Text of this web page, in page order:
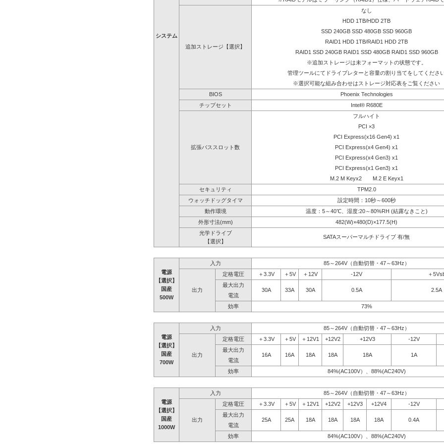
システム
追加ストレージ【選択】
なし
HDD 1TB/HDD 2TB
SSD 240GB SSD 480GB SSD 960GB
RAID1 HDD 1TB/RAID1 HDD 2TB
RAID1 SSD 240GB RAID1 SSD 480GB RAID1 SSD 960GB
※追加ストレージは未フォーマットの状態です。
管理ツールにてドライブレターと容量の割り当てをしてくださ
※選択可能な組み合わせはストレージ対応表をご覧ください
BIOS
Phoenix Technologies
チップセット
Intel® R680E
拡張バススロット数
フルハイト
PCI ×3
PCI Express(x16 Gen4) x1
PCI Express(x4 Gen4) x1
PCI Express(x4 Gen3) x1
PCI Express(x1 Gen3) x1
M.2 M Keyx2 M.2 E Keyx1
セキュリティ
TPM2.0
ウォッチドッグタイマ
設定時間：10秒～600秒
動作環境
温度：5～40℃、湿度:20～80%RH (結露なきこと)
外形寸法(mm)
482(W)×480(D)×177.5(H)
光学ドライブ
【選択】
SATAスーパーマルチドライブ 有/無
電源
【選択】
国産
500W
入力 85～264V（自動切替・47～63Hz）
出力
定格電圧 ＋3.3V ＋5V ＋12V -12V
＋
最大出力
30A
33A 30A 0.5A
2.5A
電流
効率
73%
電源
【選択】
国産
700W
入力 85～264V（自動切替・47～63Hz）
出力
定格電圧 ＋3.3V ＋5V ＋12V1 +12V2 +12V3
-12V
最大出力
16A
16A 18A 18A 18A
1A
電流
効率
84%(AC100V）、88%(AC240V)
電源
【選択】
国産
1000W
入力 85～264V（自動切替・47～63Hz）
出力
定格電圧 ＋3.3V ＋5V ＋12V1 +12V2 +12V3 +12V4
-12V
最大出力
25A
25A 18A 18A 18A 18A
0.4A
電流
効率
84%(AC100V）、88%(AC240V)